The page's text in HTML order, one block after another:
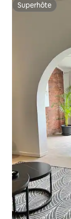
Superhôte
Superhôte